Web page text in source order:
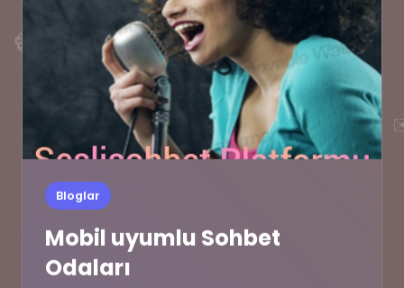
💙
Bloglar
Mobil uyumlu Sohbet
Odaları